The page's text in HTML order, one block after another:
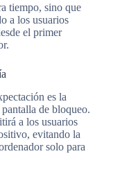
tiempo, sino que
a los usuarios
el primer
es la
de bloqueo.
a los usuarios
evitando la
solo para